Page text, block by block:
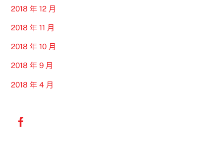
2018 年 12 月
2018 年 11 月
2018 年 10 月
2018 年 9 月
2018 年 4 月